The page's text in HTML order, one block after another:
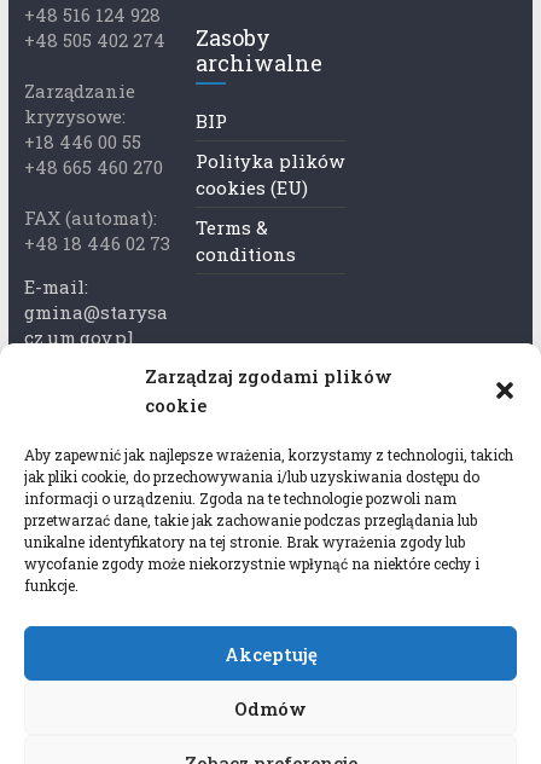
Zarządzaj zgodami plików
cookie
Aby zapewnić jak najlepsze wrażenia, korzystamy z technologii, takich
jak pliki cookie, do przechowywania i/lub uzyskiwania dostępu do
informacji o urządzeniu. Zgoda na te technologie pozwoli nam
przetwarzać dane, takie jak zachowanie podczas przeglądania lub
unikalne identyfikatory na tej stronie. Brak wyrażenia zgody lub
wycofanie zgody może niekorzystnie wpłynąć na niektóre cechy i
funkcje.
Akceptuję
Odmów
+48 516 124 928
+48 505 402 274
Zarządzanie
kryzysowe:
+18 446 00 55
+48 665 460 270
FAX (automat):
+48 18 446 02 73
E-mail:
gmina@starysa
cz.um.gov.pl
Adres skrzynki
rytka
Adres do e-
Doręczeń:
AEL-97528-
78647-USWGJ-
Zasoby
archiwalne
BIP
Polityka plików
cookies (EU)
Terms &
conditions